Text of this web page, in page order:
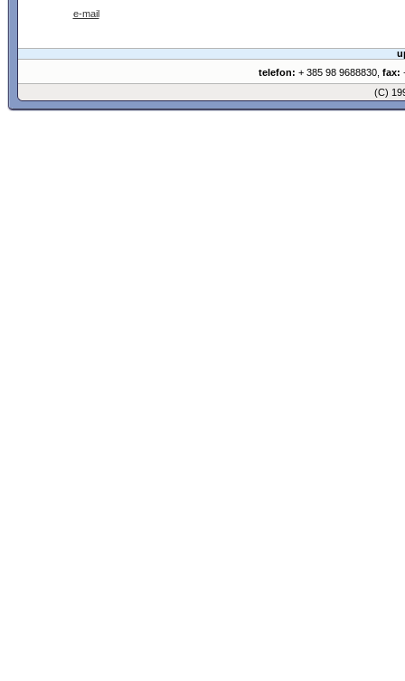
e-mail
telefon: + 385 98 9688830, fax:
(C)